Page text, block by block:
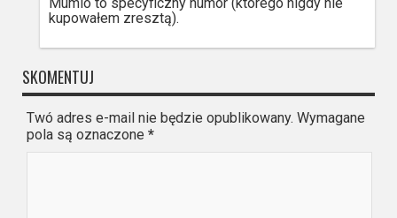
kupowałem zresztą).
SKOMENTUJ
Twó adres e-mail nie będzie opublikowany. Wymagane
pola są oznaczone *